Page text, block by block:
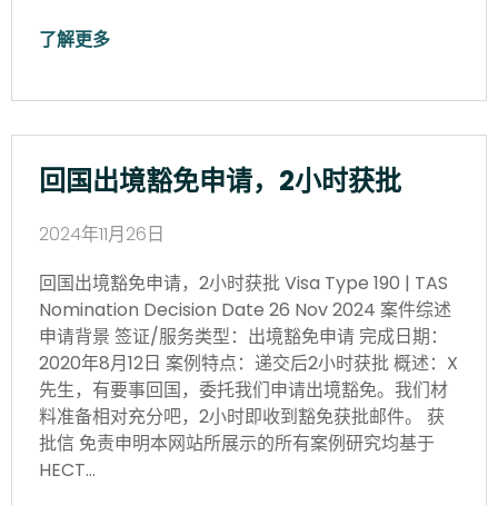
了解更多
回国出境豁免申请，2小时获批
2024年11月26日
回国出境豁免申请，2小时获批 Visa Type 190 | TAS
Nomination Decision Date 26 Nov 2024 案件综述
申请背景 签证/服务类型：出境豁免申请 完成日期：
2020年8月12日 案例特点：递交后2小时获批 概述：X
先生，有要事回国，委托我们申请出境豁免。我们材
料准备相对充分吧，2小时即收到豁免获批邮件。 获
批信 免责申明本网站所展示的所有案例研究均基于
HECT…